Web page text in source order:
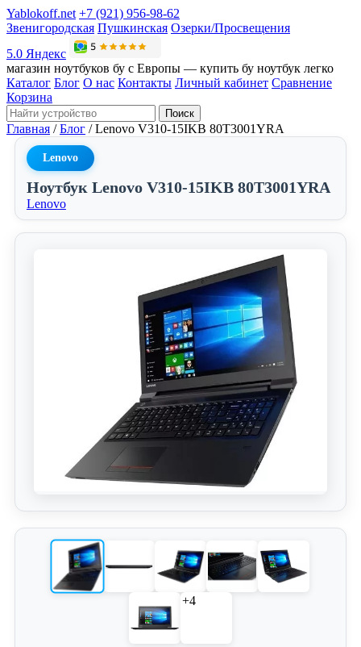
Yablokoff.net +7 (921) 956-98-62
Звенигородская Пушкинская Озерки/Просвещения
5.0 Яндекс
магазин ноутбуков бу с Европы — купить бу ноутбук легко
Каталог Блог О нас Контакты Личный кабинет Сравнение
Корзина
Поиск
Главная / Блог / Lenovo V310-15IKB 80T3001YRA
Lenovo
Ноутбук Lenovo V310-15IKB 80T3001YRA
Lenovo
+4